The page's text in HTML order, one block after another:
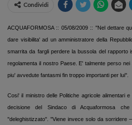
Condividi
ACQUAFORMOSA :: 05/08/2009 :: ''Nel dettare
dare visibilita' ad un amministratore della
smarrita da fargli perdere la bussola del rapporto
regolamenta il nostro Paese. E' talmente perso
piu' avvedute fantasmi fin troppo importanti per lui''.
Cosi' il ministro delle Politiche agricole alimentari
decisione del Sindaco di Acquaformosa
''deleghistizzato''. ''Viene invece solo da sorridere